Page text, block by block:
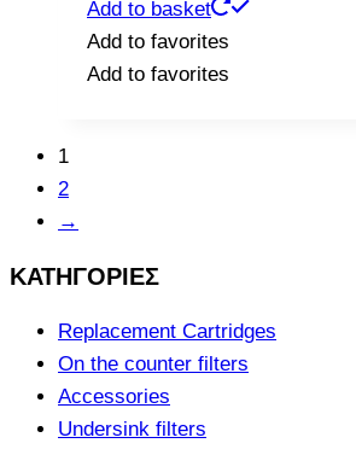
Add to basket
Add to favorites
Add to favorites
1
2
→
ΚΑΤΗΓΟΡΙΕΣ
Replacement Cartridges
On the counter filters
Accessories
Undersink filters